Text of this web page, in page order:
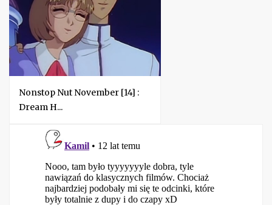
Nonstop Nut November [14] :
Dream H...